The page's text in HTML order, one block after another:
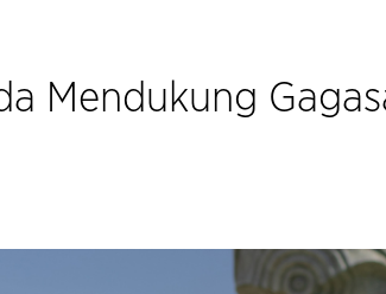
Mendukung